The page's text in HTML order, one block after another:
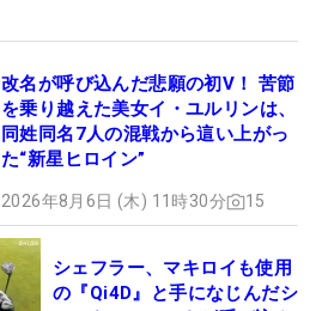
改名が呼び込んだ悲願の初V！ 苦節
を乗り越えた美女イ・ユルリンは、
同姓同名7人の混戦から這い上がっ
た“新星ヒロイン”
2026年8月6日 (木) 11時30分 15
シェフラー、マキロイも使用
の『Qi4D』と手になじんだシ